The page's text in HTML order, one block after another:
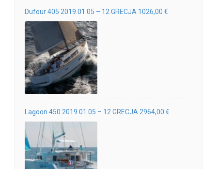
Dufour 405 2019.01.05 – 12 GRECJA 1026,00 €
Lagoon 450 2019.01.05 – 12 GRECJA 2964,00 €